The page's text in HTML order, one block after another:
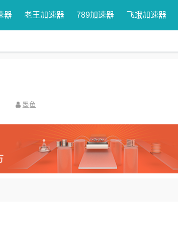
器 老王加速器 789加速器 飞蛾加速器
墨鱼